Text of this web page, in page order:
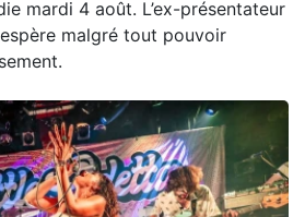
mardi 4 août. L’ex-présentateur
malgré tout pouvoir